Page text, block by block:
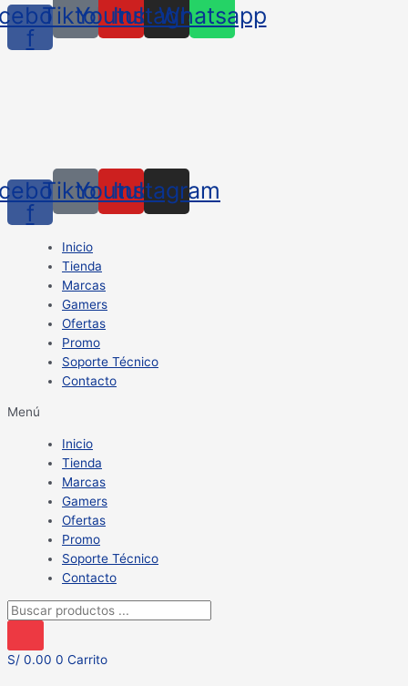
f
TiktokYoutube
Instagram
Whatsapp
f
TiktokYoutube
Instagram
Inicio
Tienda
Marcas
Gamers
Ofertas
Promo
Soporte Técnico
Contacto
Menú
Inicio
Tienda
Marcas
Gamers
Ofertas
Promo
Soporte Técnico
Contacto
Búsqueda
productos
S/ 0.00 0 Carrito